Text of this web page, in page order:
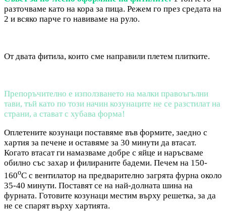
разточваме като на кора за пица. Режем го през средата на
2 и всяко парче го навиваме на руло.
От двата фитила, които сме направили плетем плитките.
Препоръчително е използването на малки правоъгълни
тави, тъй като по този начин козунаците не се разстилат на
страни, а стават с хубава форма!
Оплетените козунаци поставяме във формите, заедно с
хартия за печене и оставяме за 30 минути да втасат.
Когато втасат ги намазваме добре с яйце и наръсваме
обилно със захар и филираните бадеми. Печем на 150-
160оС с вентилатор на предварително загрята фурна около
35-40 минути. Поставят се на най-долната шина на
фурната. Готовите козунаци местим върху решетка, за да
не се спарят върху хартията.